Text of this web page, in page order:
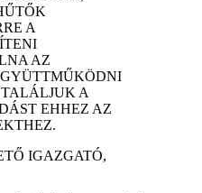
A
AZ
A
EHHEZ AZ
IGAZGATÓ,